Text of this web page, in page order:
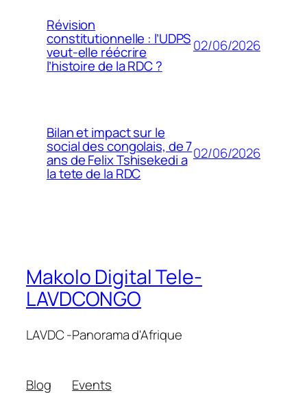
Révision
constitutionnelle : l’UDPS
veut-elle réécrire
l’histoire de la RDC ?
02/06/2026
Bilan et impact sur le
social des congolais, de 7
ans de Felix Tshisekedi a
la tete de la RDC
02/06/2026
Makolo Digital Tele-
LAVDCONGO
LAVDC -Panorama d'Afrique
Blog Events